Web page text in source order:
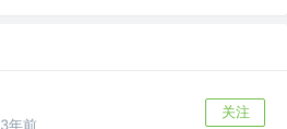
3年前
关注